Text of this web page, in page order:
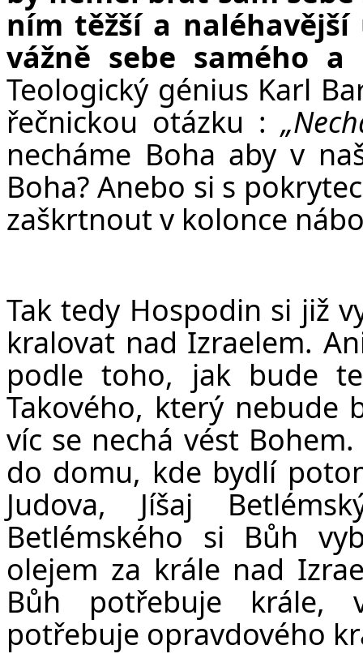
ním těžší a
vážně sebe samého
Teologický génius Karl
řečnickou otázku :
necháme Boha aby v
Boha? Anebo si s
zaškrtnout v kolonce
Tak tedy Hospodin si již
kralovat nad Izraelem.
podle toho, jak bude
Takového, který nebude
víc se nechá vést
do domu, kde bydlí
Judova, Jíšaj
Betlémského si Bůh
olejem za krále nad
Bůh potřebuje krále,
potřebuje opravdového